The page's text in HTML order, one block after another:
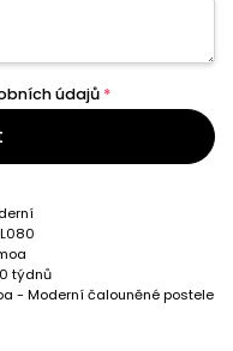
údajů *
týdnů
- Moderní čalouněné postele